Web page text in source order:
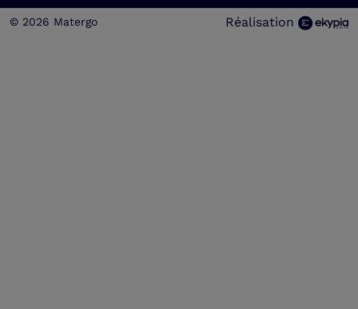
© 2026 Matergo Réalisation